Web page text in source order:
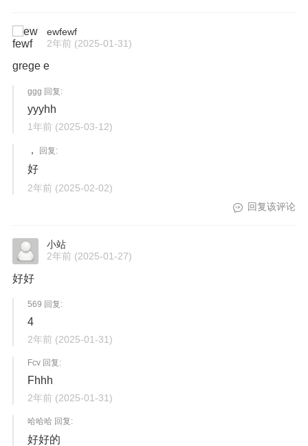
ewfewf
2年前 (2025-01-31)
grege e
ggg 回复:
yyyhh
1年前 (2025-03-12)
， 回复:
好
2年前 (2025-02-02)
回复该评论
小站
2年前 (2025-01-27)
好好
569 回复:
4
2年前 (2025-01-31)
Fcv 回复:
Fhhh
2年前 (2025-01-31)
哈哈哈 回复:
好好的